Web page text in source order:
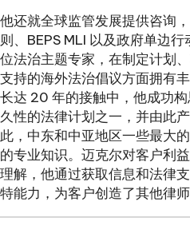
他还就全球监管发展提供咨询
则、BEPS MLI 以及政府单边
位法治主题专家，在制定计划
支持的海外法治倡议方面拥有
长达 20 年的接触中，他成功
久性的法律计划之一，并由此
此，中东和中亚地区一些最大
的专业知识。迈克尔对客户利
理解，他通过获取信息和法律
特能力，为客户创造了其他律